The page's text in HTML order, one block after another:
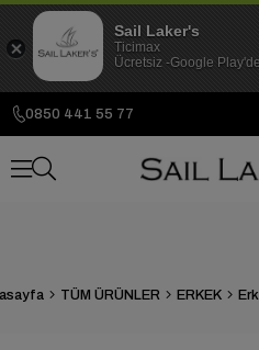
0850 441 55 77
TÜM ÜRÜNLER ERKEK
Sail Laker's
Ticimax
Ücretsiz -Google Play'de